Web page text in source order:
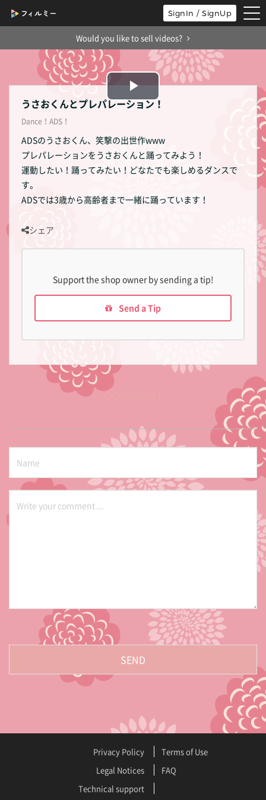
SignIn / SignUp
Would you like to sell videos?
Play
うさおくんとプレパレーション！
Dance！ADS！
ADSのうさおくん、笑撃の出世作www
プレパレーションをうさおくんと踊ってみよう！
運動したい！踊ってみたい！どなたでも楽しめるダンスで
す。
ADSでは3歳から高齢者まで一緒に踊っています！
シェア
Support the shop owner by sending a tip!
Send a Tip
Privacy Policy
Terms of Use
Legal Notices
FAQ
Technical support